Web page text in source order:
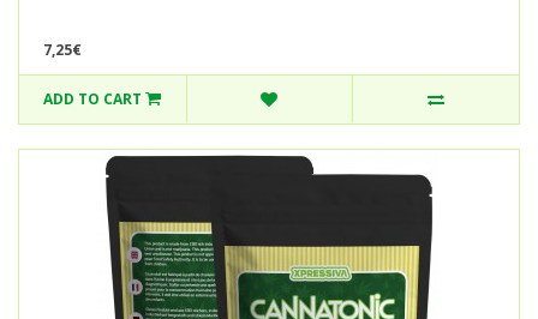
7,25€
ADD TO CART